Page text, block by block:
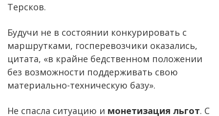
Терсков.
Будучи не в состоянии конкурировать с
маршрутками, госперевозчики оказались,
цитата, «в крайне бедственном положении
без возможности поддерживать свою
материально-техническую базу».
Не спасла ситуацию и монетизация льгот. С